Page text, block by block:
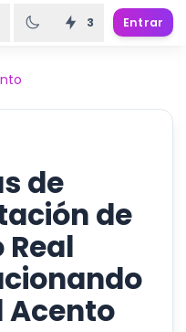
3 Entrar
de
de
Real
Acento